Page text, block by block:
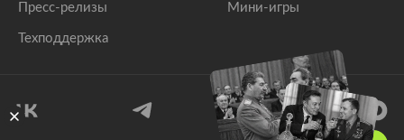
Пресс-релизы
Техподдержка
Мини-игры